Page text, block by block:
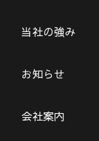
当社の強み
お知らせ
会社案内